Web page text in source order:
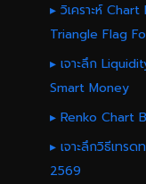
▸ วิเคราะห์
Triangle Flag
▸ เจาะลึก
Smart Money
▸ Renko Chart
▸ เจาะลึกวิธีเทร
2569